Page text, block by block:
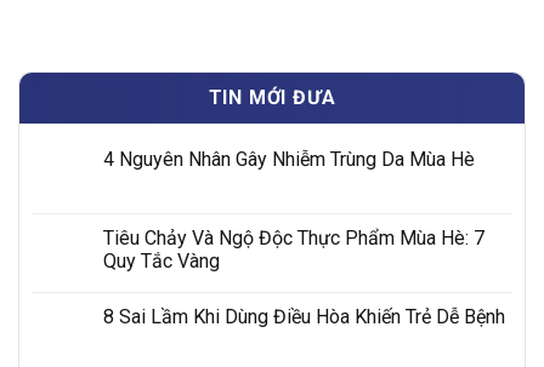
TIN MỚI ĐƯA
4 Nguyên Nhân Gây Nhiễm Trùng Da Mùa Hè
Tiêu Chảy Và Ngộ Độc Thực Phẩm Mùa Hè: 7
Quy Tắc Vàng
8 Sai Lầm Khi Dùng Điều Hòa Khiến Trẻ Dễ Bệnh